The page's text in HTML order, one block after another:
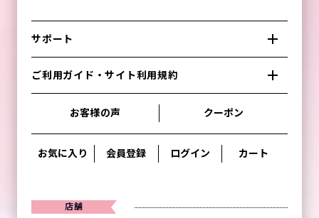
サポート
ご利用ガイド・サイト利用規約
お客様の声 クーポン
お気に入り 会員登録 ログイン カート
店舗